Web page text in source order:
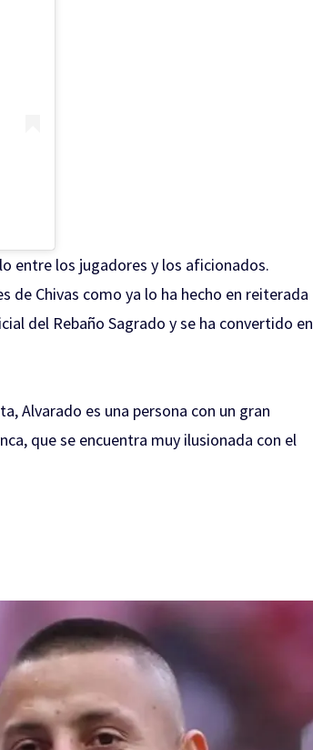
entre los jugadores y los aficionados.
de Chivas como ya lo ha hecho en reiterada
del Rebaño Sagrado y se ha convertido en
Alvarado es una persona con un gran
que se encuentra muy ilusionada con el